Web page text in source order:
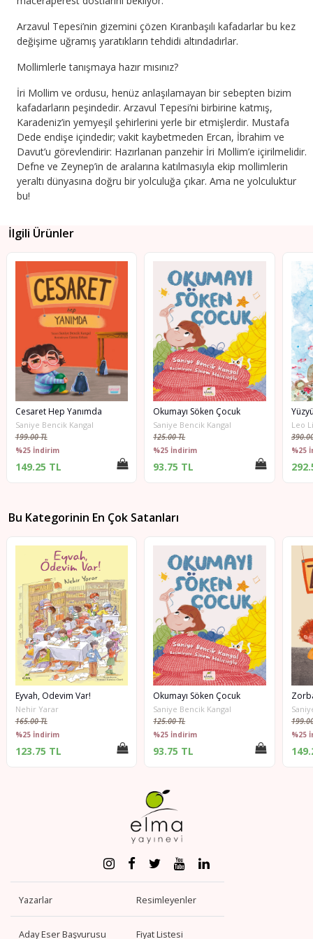
Arzavul Tepesi’nin gizemini çözen Kıranbaşılı kafadarlar bu kez
değişime uğramış yaratıkların tehdidi altındadırlar.
Mollimlerle tanışmaya hazır mısınız?
İri Mollim ve ordusu, henüz anlaşılamayan bir sebepten bizim
kafadarların peşindedir. Arzavul Tepesi’ni birbirine katmış,
Karadeniz’in yemyeşil şehirlerini yerle bir etmişlerdir. Mustafa
Dede endişe içindedir; vakit kaybetmeden Ercan, İbrahim ve
Davut’u görevlendirir: Hazırlanan panzehir İri Mollim’e içirilmelidir.
Defne ve Zeynep’in de aralarına katılmasıyla ekip mollimlerin
yeraltı dünyasına doğru bir yolculuğa çıkar. Ama ne yolculuktur
bu!
İlgili Ürünler
Cesaret Hep Yanımda
Saniye Bencik Kangal
199.00 TL
%25 İndirim
149.25 TL
Okumayı Söken Çocuk
Saniye Bencik Kangal
125.00 TL
%25 İndirim
93.75 TL
Yüzyüz
Leo
390.00 TL
%25
Bu Kategorinin En Çok Satanları
Eyvah, Ödevim Var!
Nehir Yarar
165.00 TL
%25 İndirim
123.75 TL
Okumayı Söken Çocuk
Saniye Bencik Kangal
125.00 TL
%25 İndirim
93.75 TL
%25
Yazarlar Resimleyenler
Aday Eser Başvurusu Fiyat Listesi